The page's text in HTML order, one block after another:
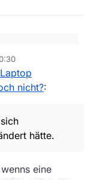
was
Egal, ob das
diesbezüglich
meines
auch war.
). Immer die gleichen
nicht?:
hätte.
eine